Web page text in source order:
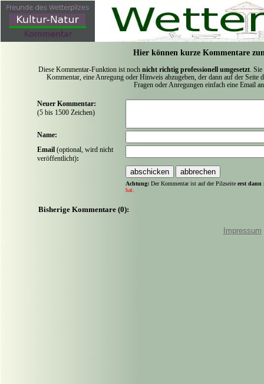
Hier können kurze Kommentare
Diese Kommentar-Funktion ist noch nicht richtig professionell umgesetzt .
Kommentar, eine Anregung oder Hinweis abzugeben, der dann auf der
Fragen oder Anregungen einfach eine Email
Neuer Kommentar:
(5 bis 1500 Zeichen)
Name:
Email (optional, wird nicht
veröffentlicht):
Achtung: Der Kommentar ist auf der Pilzseite erst dann
hat.
Bisherige Kommentare (0):
Impressum